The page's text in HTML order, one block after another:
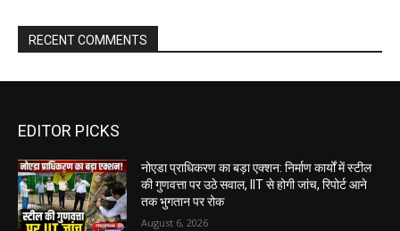
RECENT COMMENTS
EDITOR PICKS
नोएडा प्राधिकरण का बड़ा एक्शन: निर्माण कार्यों में स्टील
की गुणवत्ता पर उठे सवाल, IIT से होगी जांच, रिपोर्ट आने
तक भुगतान पर रोक
August 6, 2026